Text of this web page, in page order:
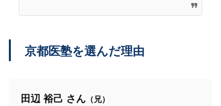
京都医塾を選んだ理由
田辺 裕己 さん（兄）